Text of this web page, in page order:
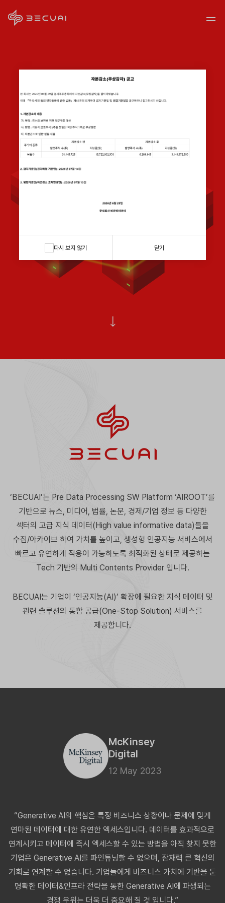
Tech
IR·PR
재무정보
공시정보
Company
Blog
All Posts
Culture
TRUSTWORTHY
DATA
TECHNOLOGY
‘BECUAI’는 Pre Data Processing SW Platform ‘AIROOT’를
기반으로 뉴스, 미디어, 법률, 논문, 경제/기업 정보 등 다양한
섹터의 고급 지식 데이터(High value informative data)들을
수집/아카이브 하여 가치를 높이고, 생성형 인공지능 서비스에서
빠르고 유연하게 적용이 가능하도록 최적화된 상태로 제공하는
Tech 기반의 Multi Contents Provider 입니다.
BECUAI는 기업이 ‘인공지능(AI)’ 확장에 필요한 지식 데이터 및
관련 솔루션의 통합 공급(One-Stop Solution) 서비스를
제공합니다.
McKinsey
Digital
12 May 2023
“Generative AI의 핵심은 특정 비즈니스 상황이나 문제에 맞게
연마된 데이터에 대한 유연한 엑세스입니다. 데이터를 효과적으로
연계시키고 데이터에 즉시 엑세스할 수 있는 방법을 아직 찾지 못한
기업은 Generative AI를 파인튜닝할 수 없으며, 잠재력 큰 혁신의
기회로 연계할 수 없습니다. 기업들에게 비즈니스 가치에 기반을 둔
명확한 데이터&인프라 전략을 통한 Generative AI에 파생되는
경쟁 우위는 더욱 더 중요해 질 것 입니다.”
다시 보지 않기 닫기